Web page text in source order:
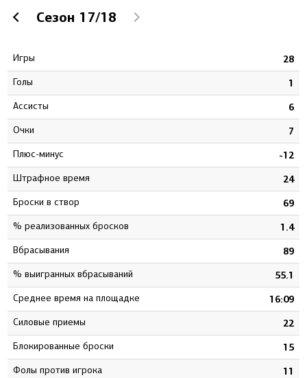
Сезон 17/18
Игры 28
Голы 1
Ассисты 6
Очки 7
Плюс-минус -12
штрафное время 24
Броски в створ 69
% реализованных бросков 1.4
Вбрасывания 89
% выигранных вбрасываний 55.1
Среднее время на площадке 16:09
Силовые приемы 22
Блокированные броски 15
Фолы против игрока 11